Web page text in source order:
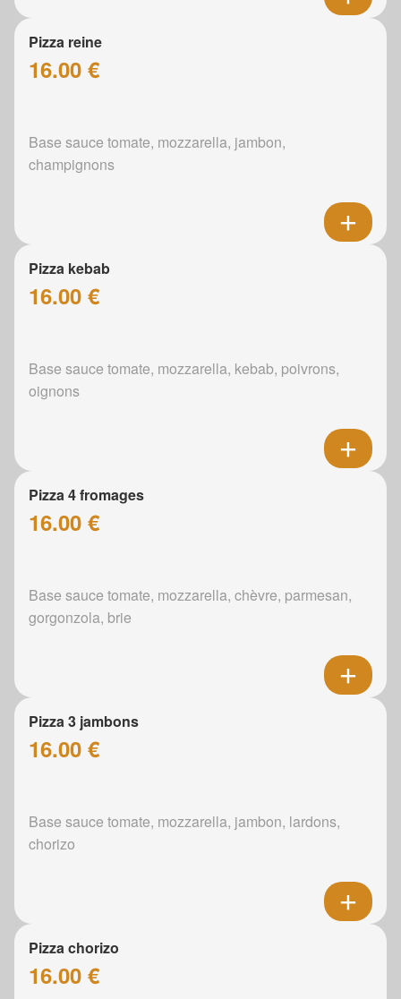
Pizza reine
16.00 €
Base sauce tomate, mozzarella, jambon,
champignons
Pizza kebab
16.00 €
Base sauce tomate, mozzarella, kebab, poivrons,
oignons
Pizza 4 fromages
16.00 €
Base sauce tomate, mozzarella, chèvre, parmesan,
gorgonzola, brie
Pizza 3 jambons
16.00 €
Base sauce tomate, mozzarella, jambon, lardons,
chorizo
Pizza chorizo
16.00 €